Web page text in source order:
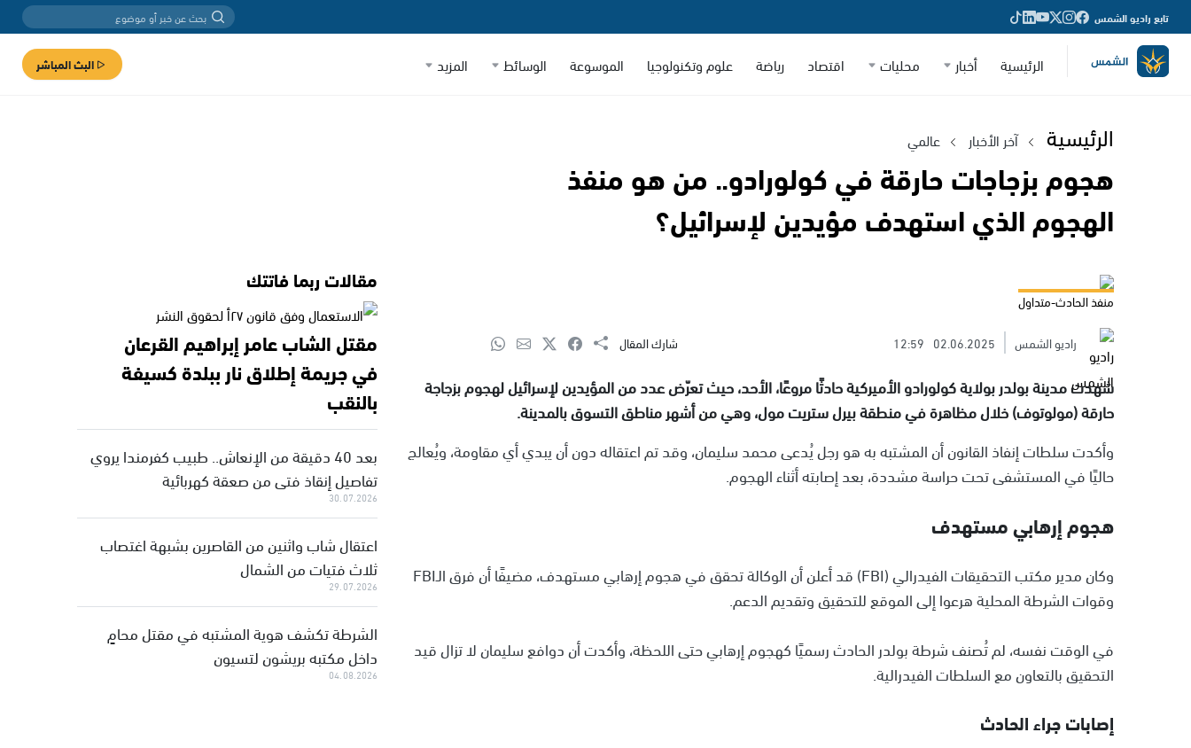
تابع راديو الشمس
الرئيسية أخبار محليات اقتصاد رياضة علوم وتكنولوجيا الموسوعة الوسائط المزيد البث المباشر
الرئيسية آخر الأخبار عالمي
هجوم بزجاجات حارقة في كولورادو.. من هو منفذ
الهجوم الذي استهدف مؤيدين لإسرائيل؟
منفذ الحادث-متداول
راديو الشمس
02.06.2025
12:59 شارك المقال
شهدت مدينة بولدر بولاية كولورادو الأميركية حادثًا مروعًا، الأحد، حيث تعرّض عدد من المؤيدين لإسرائيل لهجوم بزجاجة
حارقة (مولوتوف) خلال مظاهرة في منطقة بيرل ستريت مول، وهي من أشهر مناطق التسوق بالمدينة.
وأكدت سلطات إنفاذ القانون أن المشتبه به هو رجل يُدعى محمد سليمان، وقد تم اعتقاله دون أن يبدي أي مقاومة، ويُعالج
حاليًا في المستشفى تحت حراسة مشددة، بعد إصابته أثناء الهجوم.
هجوم إرهابي مستهدف
وكان مدير مكتب التحقيقات الفيدرالي (FBI) قد أعلن أن الوكالة تحقق في هجوم إرهابي مستهدف، مضيفًا أن فرق الـFBI
وقوات الشرطة المحلية هرعوا إلى الموقع للتحقيق وتقديم الدعم.
في الوقت نفسه، لم تُصنف شرطة بولدر الحادث رسميًا كهجوم إرهابي حتى اللحظة، وأكدت أن دوافع سليمان لا تزال قيد
التحقيق بالتعاون مع السلطات الفيدرالية.
إصابات جراء الحادث
مقالات ربما فاتتك
مقتل الشاب عامر إبراهيم القرعان
في جريمة إطلاق نار ببلدة كسيفة
بالنقب
بعد 40 دقيقة من الإنعاش.. طبيب كفرمندا يروي
تفاصيل إنقاذ فتى من صعقة كهربائية
30.07.2026
اعتقال شاب واثنين من القاصرين بشبهة اغتصاب
ثلاث فتيات من الشمال
29.07.2026
الشرطة تكشف هوية المشتبه في مقتل محامٍ
داخل مكتبه بريشون لتسيون
04.08.2026